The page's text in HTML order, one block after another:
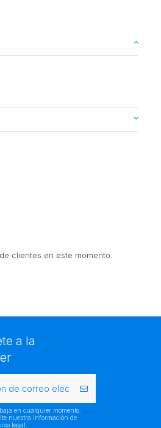
clientes en este momento.
a la
en cualquier momento.
nuestra información de
legal.